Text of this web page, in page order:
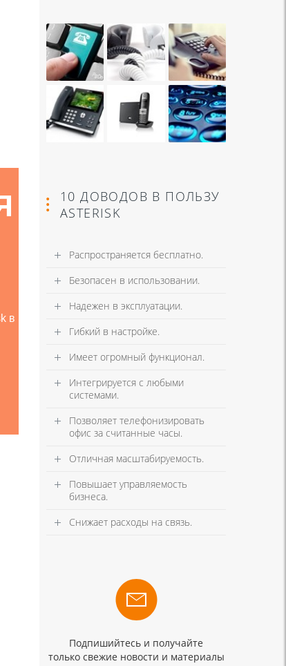
в
10 ДОВОДОВ В ПОЛЬЗУ
ASTERISK
Распространяется бесплатно.
Безопасен в использовании.
Надежен в эксплуатации.
Гибкий в настройке.
Имеет огромный функционал.
Интегрируется с любыми
системами.
Позволяет телефонизировать
офис за считанные часы.
Отличная масштабируемость.
Повышает управляемость
бизнеса.
Снижает расходы на связь.
Подпишийтесь и получайте
только свежие новости и материалы